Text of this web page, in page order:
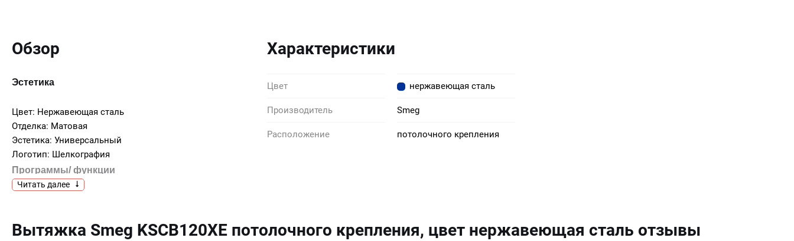
Обзор
Эстетика
Цвет: Нержавеющая сталь
Отделка: Матовая
Эстетика: Универсальный
Логотип: Шелкография
Программы/ функции
Управление
Читать далее
Характеристики
Цвет нержавеющая сталь
Производитель Smeg
Расположение потолочного крепления
Вытяжка Smeg KSCB120XE потолочного крепления, цвет нержавеющая сталь отзывы